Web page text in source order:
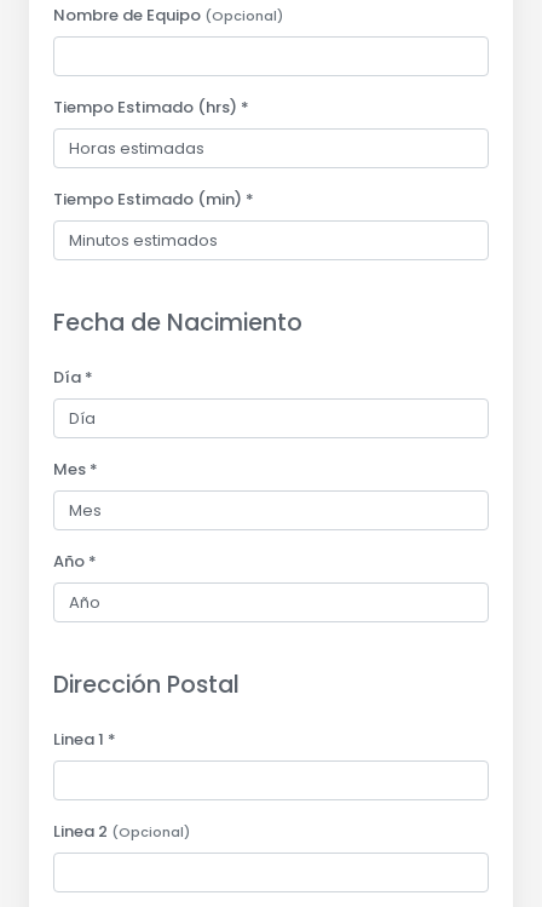
Nombre de Equipo (Opcional)
Tiempo Estimado (hrs) *
Tiempo Estimado (min) *
Fecha de Nacimiento
Día *
Mes *
Año *
Dirección Postal
Linea 1 *
Linea 2 (Opcional)